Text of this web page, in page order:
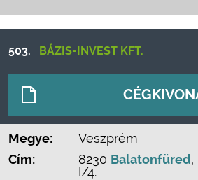
503. BÁZIS-INVEST KFT.
Megye:
Veszprém
Cím:
8230 Balatonfüred,
I/4.